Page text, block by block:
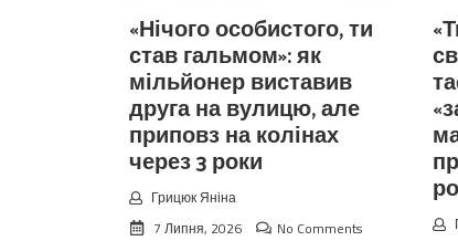
«Нічого особистого, ти
став гальмом»: як
мільйонер виставив
друга на вулицю, але
приповз на колінах
через 3 роки
Грицюк Яніна
7 Липня, 2026
No Comments